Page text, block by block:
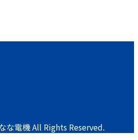
な電機 All Rights Reserved.